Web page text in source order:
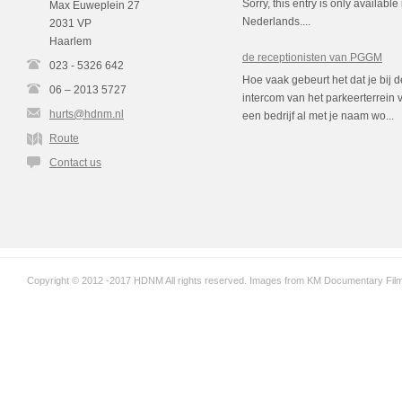
Max Euweplein 27
2031 VP
Haarlem
023 - 5326 642
06 – 2013 5727
hurts@hdnm.nl
Route
Contact us
Sorry, this entry is only available
Nederlands....
de receptionisten van PGGM
Hoe vaak gebeurt het dat je bij
intercom van het parkeerterrein
een bedrijf al met je naam wo...
Copyright © 2012 -2017 HDNM All rights reserved. Images from KM Documentary